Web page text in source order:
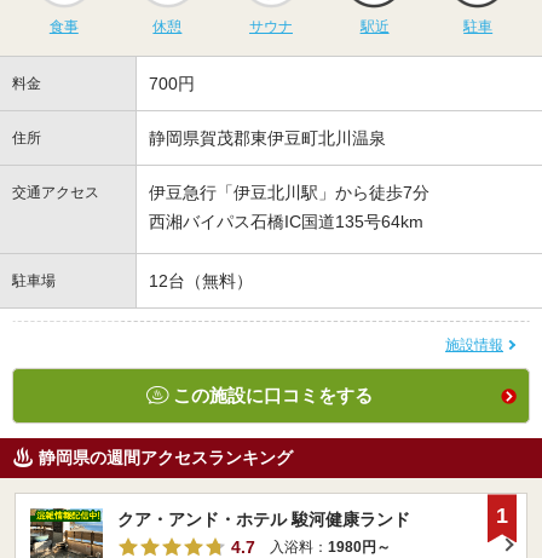
食事 休憩 サウナ 駅近 駐車
料金 700円
住所 静岡県賀茂郡東伊豆町北川温泉
交通アクセス
伊豆急行「伊豆北川駅」から徒歩7分
西湘バイパス石橋IC国道135号64km
駐車場 12台（無料）
施設情報
この施設に口コミをする
静岡県の週間アクセスランキング
クア・アンド・ホテル 駿河健康ランド
4.7
入浴料： 1980円～
1